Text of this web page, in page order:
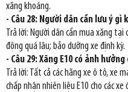
xăng khoáng.
- Câu 28: Người dân cần lưu ý gì
Trả lời: Người dân cần mua xăng
động quá lâu; bảo dưỡng xe định kỳ.
- Câu 29: Xăng E10 có ảnh
Trả lời: Tất cả các hãng xe ô tô, xe
chấp nhận nhiên liệu E10 cho các